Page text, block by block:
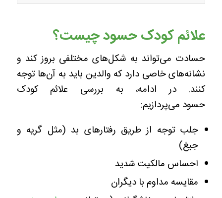
علائم کودک حسود چیست؟
حسادت می‌تواند به شکل‌های مختلفی بروز کند و
نشانه‌های خاصی دارد که والدین باید به آن‌ها توجه
کنند. در ادامه، به بررسی علائم کودک
حسود می‌پردازیم:
جلب توجه از طریق رفتارهای بد (مثل گریه و
جیغ)
احساس مالکیت شدید
مقایسه مداوم با دیگران